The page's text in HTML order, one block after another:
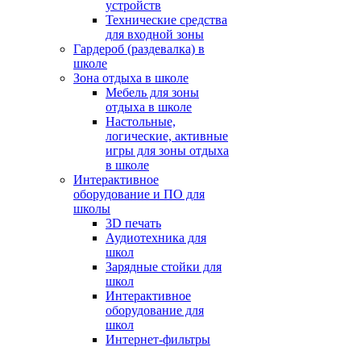
устройств
Технические средства
для входной зоны
Гардероб (раздевалка) в
школе
Зона отдыха в школе
Мебель для зоны
отдыха в школе
Настольные,
логические, активные
игры для зоны отдыха
в школе
Интерактивное
оборудование и ПО для
школы
3D печать
Аудиотехника для
школ
Зарядные стойки для
школ
Интерактивное
оборудование для
школ
Интернет-фильтры